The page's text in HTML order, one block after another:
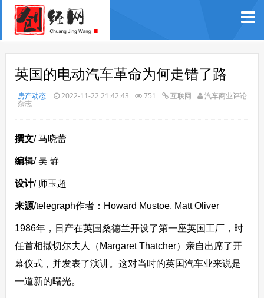
英国的电动汽车革命为何走错了路
房产动态 2022-11-22 21:42:43 751 互联网 汽车商业评论
杂志
撰文/ 马晓蕾
编辑/ 吴 静
设计/ 师玉超
来源/telegraph作者：Howard Mustoe, Matt Oliver
1986年，日产在英国桑德兰开设了第一座英国工厂，时
任首相撒切尔夫人（Margaret Thatcher）亲自出席了开
幕仪式，并发表了演讲。这对当时的英国汽车业来说是
一道新的曙光。